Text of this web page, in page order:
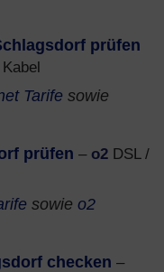
prüfen
Tarife sowie
prüfen – o2 DSL /
sowie o2
checken –